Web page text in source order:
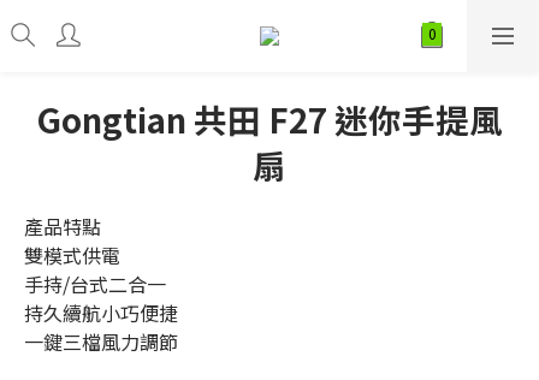
Gongtian 共田 F27 迷你手提風
扇
產品特點
雙模式供電
手持/台式二合一
持久續航小巧便捷
一鍵三檔風力調節